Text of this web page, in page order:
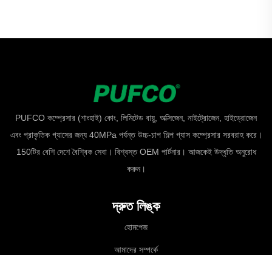
PUFCO কম্প্রেসার (শাংহাই) কোং, লিমিটেড বায়ু, অক্সিজেন, নাইট্রোজেন, হাইড্রোজেন
এবং প্রাকৃতিক গ্যাসের জন্য 40MPa পর্যন্ত উচ্চ-চাপ শিল্প গ্যাস কম্প্রেসার সরবরাহ করে।
150টির বেশি দেশে বৈশ্বিক সেবা। বিশ্বস্ত OEM পার্টনার। আজকেই উদ্ধৃতি অনুরোধ
করুন।
দ্রুত লিঙ্ক
হোমপেজ
আমাদের সম্পর্কে